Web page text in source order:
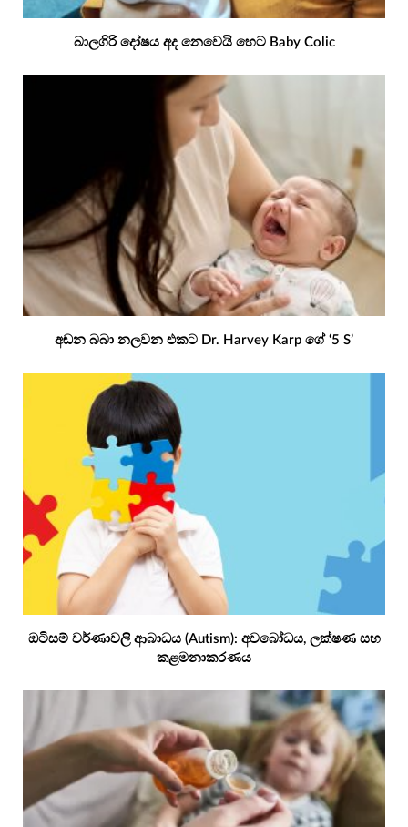
බාලගිරි දෝෂය අද නෙවෙයි හෙට Baby Colic
අඬන බබා නලවන එකට Dr. Harvey Karp ගේ ‘5 S’
ඔටිසම් වර්ණාවලි ආබාධය (Autism): අවබෝධය, ලක්ෂණ සහ
කළමනාකරණය